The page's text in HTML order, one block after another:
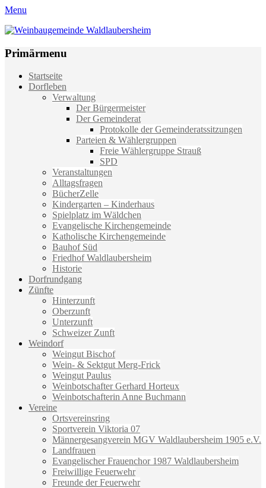
Menu
Weinbaugemeinde Waldlaubersheim
Primärmenu
Weiter
zum
Startseite
Dorfleben
Verwaltung
Der Bürgermeister
Der Gemeinderat
Protokolle der Gemeinderatssitzungen
Parteien & Wählergruppen
Freie Wählergruppe Strauß
SPD
Veranstaltungen
Alltagsfragen
BücherZelle
Kindergarten – Kinderhaus
Spielplatz im Wäldchen
Evangelische Kirchengemeinde
Katholische Kirchengemeinde
Bauhof Süd
Friedhof Waldlaubersheim
Historie
Dorfrundgang
Zünfte
Hinterzunft
Oberzunft
Unterzunft
Schweizer Zunft
Weindorf
Weingut Bischof
Wein- & Sektgut Merg-Frick
Weingut Paulus
Weinbotschafter Gerhard Horteux
Weinbotschafterin Anne Buchmann
Vereine
Ortsvereinsring
Sportverein Viktoria 07
Männergesangverein MGV Waldlaubersheim 1905 e.V.
Landfrauen
Evangelischer Frauenchor 1987 Waldlaubersheim
Freiwillige Feuerwehr
Freunde der Feuerwehr